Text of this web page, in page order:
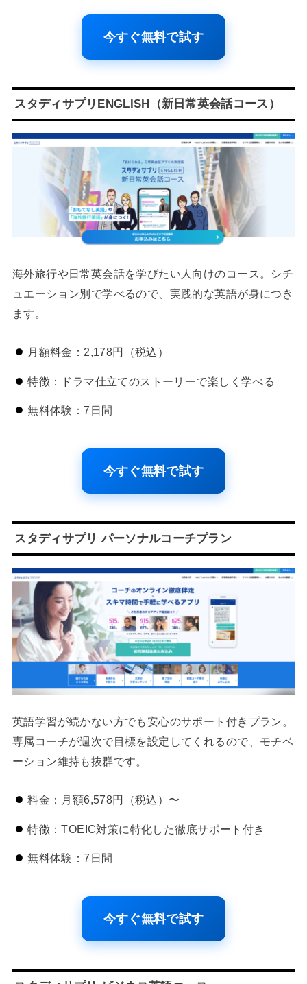
今すぐ無料で試す
スタディサプリENGLISH（新日常英会話コース）
海外旅行や日常英会話を学びたい人向けのコース。シチ
ュエーション別で学べるので、実践的な英語が身につき
ます。
月額料金：2,178円（税込）
特徴：ドラマ仕立てのストーリーで楽しく学べる
無料体験：7日間
今すぐ無料で試す
スタディサプリ パーソナルコーチプラン
英語学習が続かない方でも安心のサポート付きプラン。
専属コーチが週次で目標を設定してくれるので、モチベ
ーション維持も抜群です。
料金：月額6,578円（税込）〜
特徴：TOEIC対策に特化した徹底サポート付き
無料体験：7日間
今すぐ無料で試す